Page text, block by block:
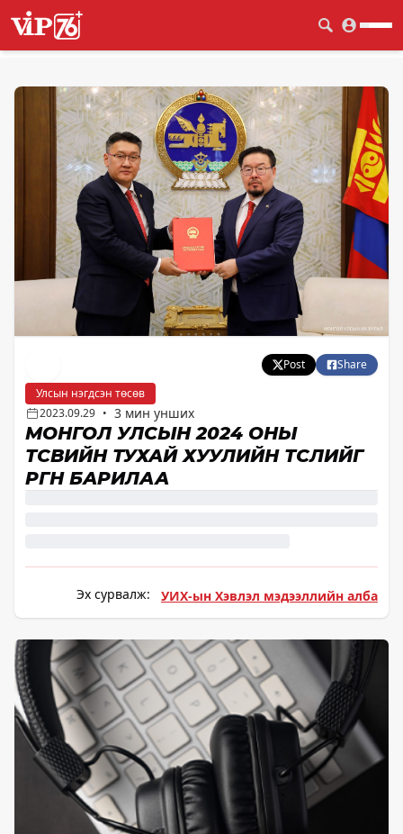
Post
Share
Улсын нэгдсэн төсөв
2023.09.29 • 3 мин унших
МОНГОЛ УЛСЫН 2024 ОНЫ
ТӨСВИЙН ТУХАЙ ХУУЛИЙН ТӨСЛИЙГ
ӨРГӨН БАРИЛАА
Эх сурвалж: УИХ-ын Хэвлэл мэдээллийн алба